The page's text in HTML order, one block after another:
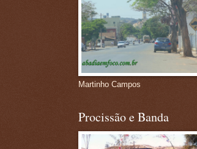
Martinho Campos
Procissão e Banda